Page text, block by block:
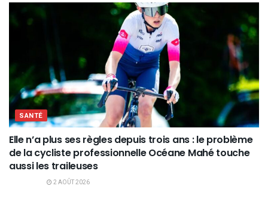
SANTÉ
Elle n’a plus ses règles depuis trois ans : le problème
de la cycliste professionnelle Océane Mahé touche
aussi les traileuses
2 AOÛT 2026